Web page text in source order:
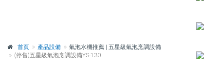
首頁 產品設備
氣泡水機推薦 | 五星級氣泡烹調設備
(停售)五星級氣泡烹調設備YS-130